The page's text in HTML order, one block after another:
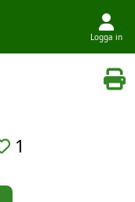
Logga in
1